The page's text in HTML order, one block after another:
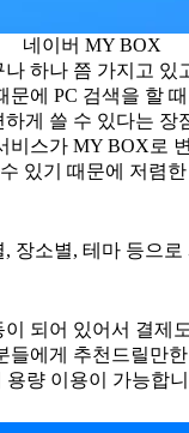
네이버 MY BOX
하나 쯤 가지고 있
문에 PC 검색을 할
게 쓸 수 있다는 장
비스가 MY BOX로
있기 때문에 저렴한
, 장소별, 테마 등으
되어 있어서 결제
들에게 추천드릴만
용량 이용이 가능합